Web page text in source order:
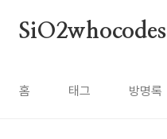
SiO2whocodes
홈 태그 방명록